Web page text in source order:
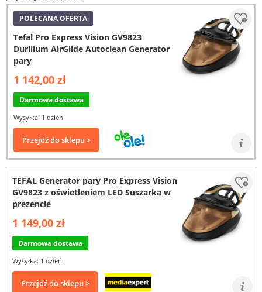
POLECANA OFERTA
Tefal Pro Express Vision GV9823
Durilium AirGlide Autoclean Generator
pary
1 142,00 zł
Darmowa dostawa
Wysyłka: 1 dzień
Przejdź do sklepu >
TEFAL Generator pary Pro Express Vision
GV9823 z oświetleniem LED Suszarka w
prezencie
1 149,00 zł
Darmowa dostawa
Wysyłka: 1 dzień
Przejdź do sklepu >